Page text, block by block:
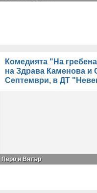
Комедията "На
на Здрава Каменова и
Септември, в ДТ
Перо и Вятър